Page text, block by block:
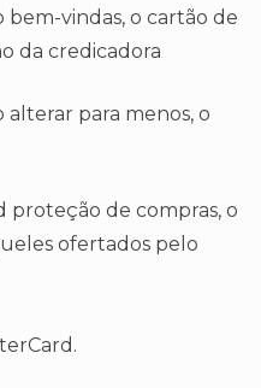
bem-vindas, o cartão de
da credicadora
para menos, o
proteção de compras, o
ofertados pelo